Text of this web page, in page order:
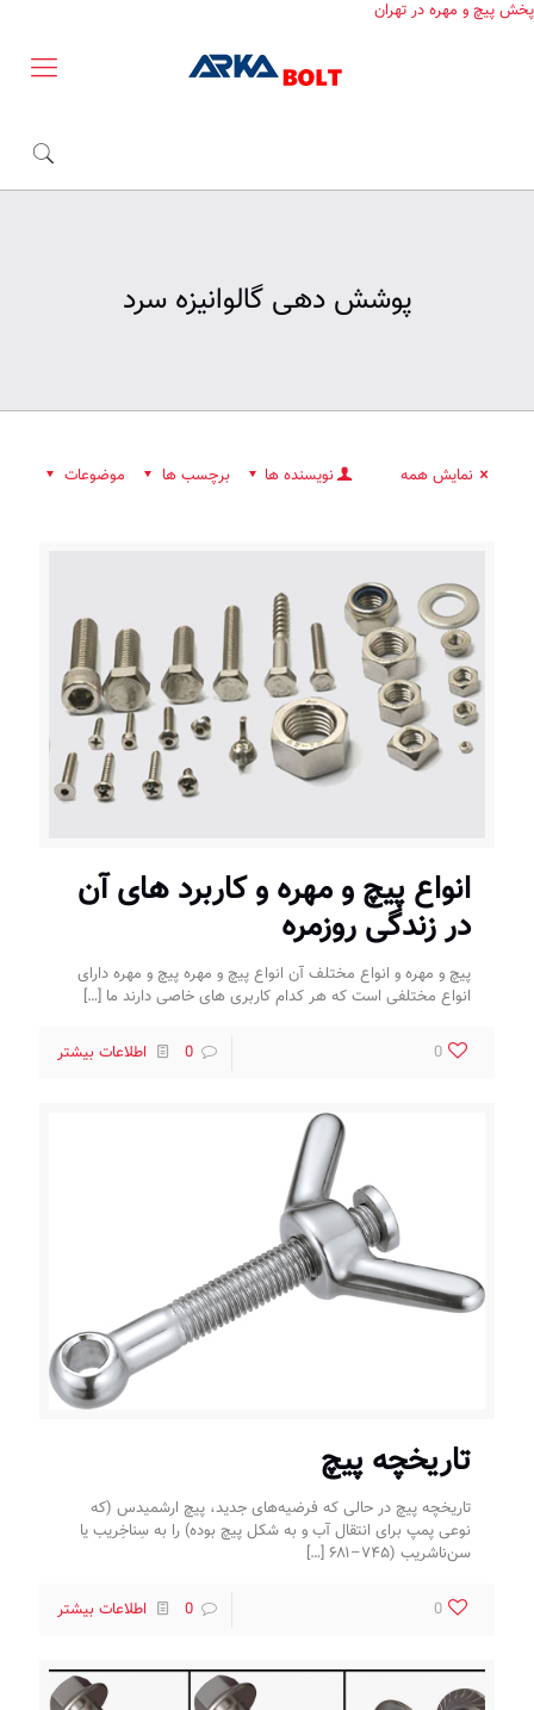
پخش پیچ و مهره در تهران
پوشش دهی گالوانیزه سرد
موضوعات برچسب ها نویسنده ها نمایش همه
انواع پیچ و مهره و کاربرد های آن
در زندگی روزمره
پیچ و مهره و انواع مختلف آن انواع پیچ و مهره پیچ و مهره دارای
انواع مختلفی است که هر کدام کاربری های خاصی دارند ما […]
0
0 اطلاعات بیشتر
تاریخچه پیچ
تاریخچه پیچ در حالی که فرضیه‌های جدید، پیچ ارشمیدس (که
نوعی پمپ برای انتقال آب و به شکل پیچ بوده) را به سِناخِریب یا
سن‌ناشریب (۷۴۵–۶۸۱
[…]
0
0 اطلاعات بیشتر